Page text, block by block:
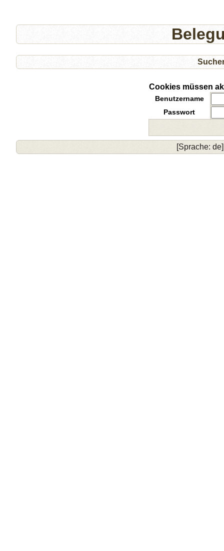
Cookies müssen
Benutzername
Passwort
[Sprache: